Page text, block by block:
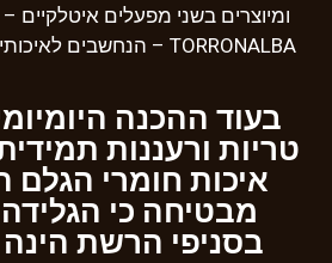
TORRONALBA – הנחשבים לאיכותיים במיוחד באיטליה.
בעוד ההכנה
טריות ורעננות
איכות חומרי הגלם
מבטיחה כי
בסניפי הרשת